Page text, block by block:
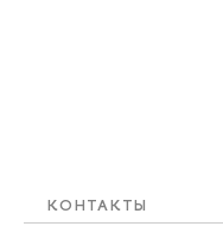
КОНТАКТЫ